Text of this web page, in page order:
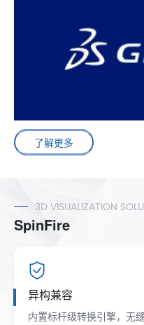
了解更多
3D VISUALIZATION
SpinFire
异构兼容
内置标杆级转换引擎，无